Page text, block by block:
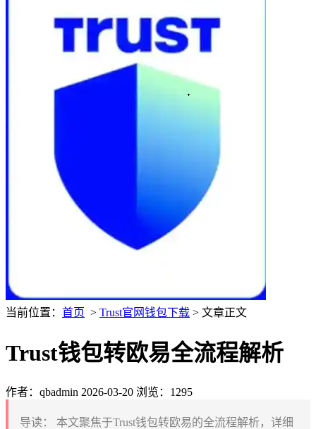
当前位置： 首页 > Trust官网钱包下载 > 文章正文
Trust钱包转欧易全流程解析
作者：qbadmin 2026-03-20 浏览：1295
导读：
本文聚焦于Trust钱包转欧易的全流程解析，详细